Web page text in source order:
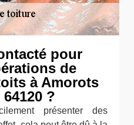
pour
de
à Amorots
?
présenter des